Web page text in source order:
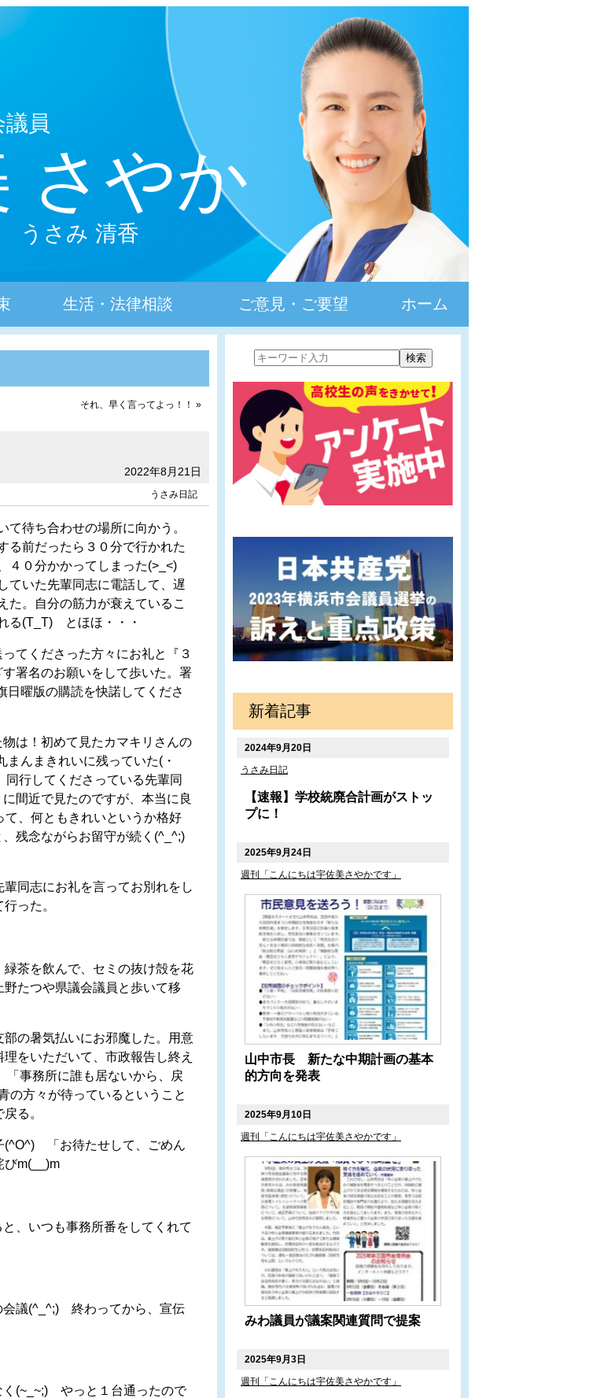
さやか
うさみ 清香
員
生活・法律相談 ご意見・ご要望 ホーム
それ、早く言ってよっ！！ »
2022年8月21日
うさみ日記
待ち合わせの場所に向かう。
る前だったら３０分で行かれた
４０分かかってしまった(>_<)
ていた先輩同志に電話して、遅
た。自分の筋力が衰えているこ
る(T_T) とほほ・・・
てくださった方々にお礼と『３
署名のお願いをして歩いた。署
曜版の購読を快諾してくださ
は！初めて見たカマキリさんの
んまきれいに残っていた(・
行してくださっている先輩同
間近で見たのですが、本当に良
、何ともきれいというか格好
残念ながらお留守が続く(^_^;)
同志にお礼を言ってお別れをし
った。
茶を飲んで、セミの抜け殻を花
たつや県議会議員と歩いて移
の暑気払いにお邪魔した。用意
理をいただいて、市政報告し終え
事務所に誰も居ないから、戻
の方々が待っているということ
る。
「お待たせして、ごめん
びm(__)m
、いつも事務所番をしてくれて
会議(^_^;) 終わってから、宣伝
(~_~;) やっと１台通ったので
新着記事
2024年9月20日
うさみ日記
【速報】学校統廃合計画がストッ
プに！
2025年9月24日
週刊「こんにちは宇佐美さやかです」
山中市長 新たな中期計画の基本
的方向を発表
2025年9月10日
週刊「こんにちは宇佐美さやかです」
みわ議員が議案関連質問で提案
2025年9月3日
週刊「こんにちは宇佐美さやかです」